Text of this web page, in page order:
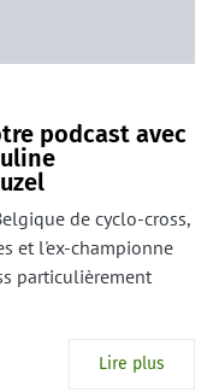
podcast avec
de cyclo-cross,
et l'ex-championne
particulièrement
Lire plus